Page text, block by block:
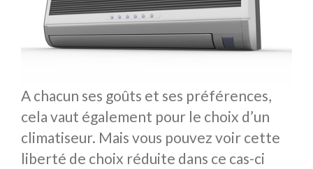
A chacun ses goûts et ses préférences,
cela vaut également pour le choix d’un
climatiseur. Mais vous pouvez voir cette
liberté de choix réduite dans ce cas-ci